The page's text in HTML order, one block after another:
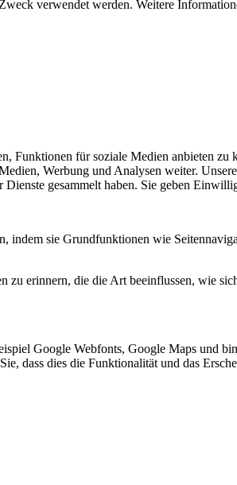
verwendet werden. Weitere
Funktionen für soziale Medien anbieten
Werbung und Analysen weiter.
gesammelt haben. Sie geben
indem sie Grundfunktionen wie
zu erinnern, die die Art beeinflussen, wie
Google Webfonts, Google Maps und
dass dies die Funktionalität und das